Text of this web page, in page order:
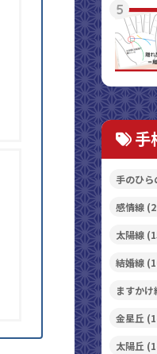
5
手
手のひら
感情線
太陽線
結婚線
ますかけ
金星丘
太陽丘